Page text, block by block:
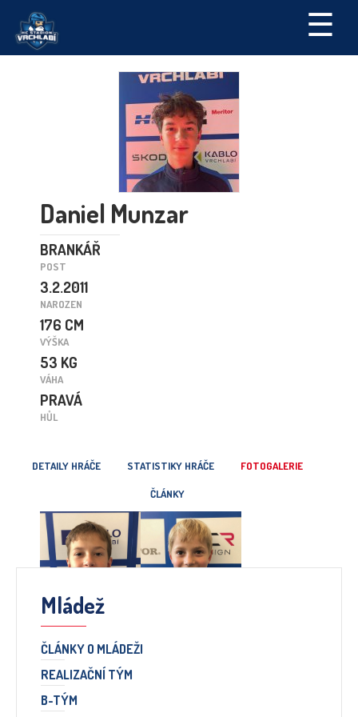
☰
Daniel Munzar
BRANKÁŘ
POST
3.2.2011
NAROZEN
176 CM
VÝŠKA
53 KG
VÁHA
PRAVÁ
HŮL
DETAILY HRÁČE STATISTIKY HRÁČE FOTOGALERIE
ČLÁNKY
Mládež
ČLÁNKY O MLÁDEŽI
REALIZAČNÍ TÝM
B-TÝM